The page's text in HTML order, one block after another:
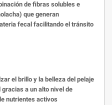
de fibras solubles e
que generan
fecal facilitando el tránsito
el brillo y la belleza del pelaje
a un alto nivel de
nutrientes activos